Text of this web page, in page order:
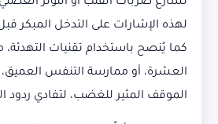
لهذه الإشارات على التدخل المبكر
كما يُنصح باستخدام تقنيات
العشرة، أو ممارسة التنفس العميق،
الموقف المثير للغضب، لتفادي ردود